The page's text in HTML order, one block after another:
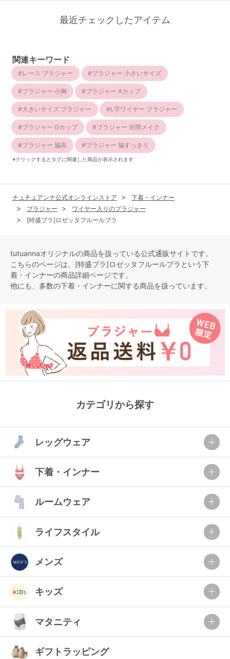
最近チェックしたアイテム
関連キーワード
レース ブラジャー ブラジャー 小さいサイズ
ブラジャー 小胸 ブラジャー Aカップ
大きいサイズ ブラジャー L字ワイヤー ブラジャー
ブラジャー Gカップ ブラジャー 谷間メイク
ブラジャー 脇高 ブラジャー 脇すっきり
※クリックするとタグに関連した商品が表示されます
チュチュアンナ公式オンラインストア
下着・インナー
ブラジャー
ワイヤー入りのブラジャー
[特盛ブラ]ロゼッタフルールブラ
tutuannaオリジナルの商品を扱っている公式通販サイトです。
こちらのページは、[特盛ブラ]ロゼッタフルールブラという下
着・インナーの商品詳細ページです。
他にも、多数の下着・インナーに関する商品を扱っています。
カテゴリから探す
レッグウェア
下着・インナー
ルームウェア
ライフスタイル
メンズ
キッズ
マタニティ
ギフトラッピング